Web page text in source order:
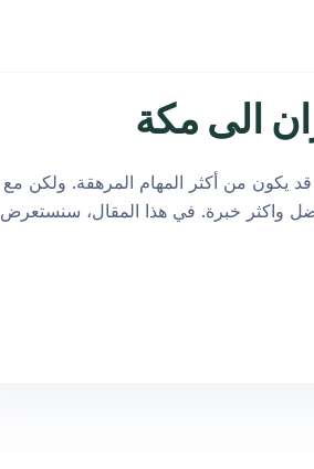
من أكثر المهام المرهقة. ولكن مع
واكثر خبرة. في هذا المقال، سنستعرض